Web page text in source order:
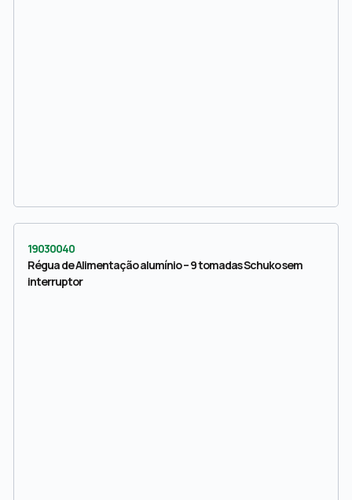
19030040
Régua de Alimentação alumínio – 9 tomadas Schuko sem
interruptor